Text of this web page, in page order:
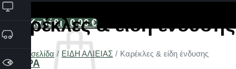
Καλάθι /0,00€
Καρέκλες & είδη ένδυσης
Αρχική σελίδα / ΕΙΔΗ ΑΛΙΕΙΑΣ / Καρέκλες & είδη ένδυσης
ΦΙΛΤΡΑ